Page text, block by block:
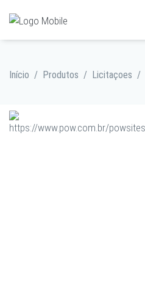
Início / Produtos / Licitaçoes /